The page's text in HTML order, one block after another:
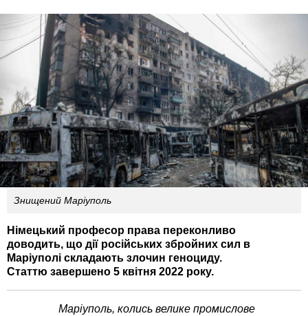
Знищений Маріуполь
Німецький професор права переконливо
доводить, що дії російських збройних сил в
Маріуполі складають злочин геноциду.
Статтю завершено 5 квітня 2022 року.
Маріуполь, колись велике промислове